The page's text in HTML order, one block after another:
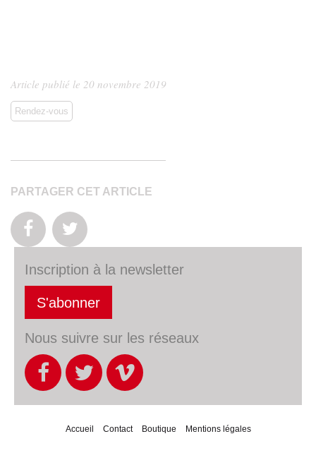
Article publié le 20 novembre 2019
Rendez-vous
PARTAGER CET ARTICLE
Inscription à la newsletter
S'abonner
Nous suivre sur les réseaux
Accueil Contact Boutique Mentions légales